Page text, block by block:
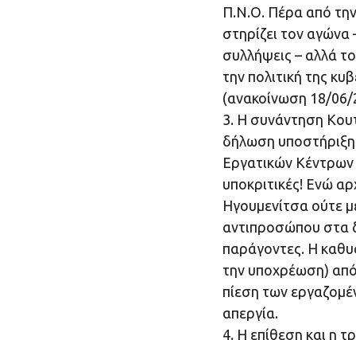
Π.Ν.Ο. Πέρα από την
στηρίζει τον
συλλήψεις – αλλά
την πολιτική της
(ανακοίνωση 18/06/
3. Η συνάντηση
δήλωση
Εργατικών Κέντρων
υποκριτικές! Ενώ
Ηγουμενίτσα ούτε
αντιπροσώπου στα
παράγοντες. Η
την υποχρέωση)
πίεση των
απεργία.
4. Η επίθεση και η